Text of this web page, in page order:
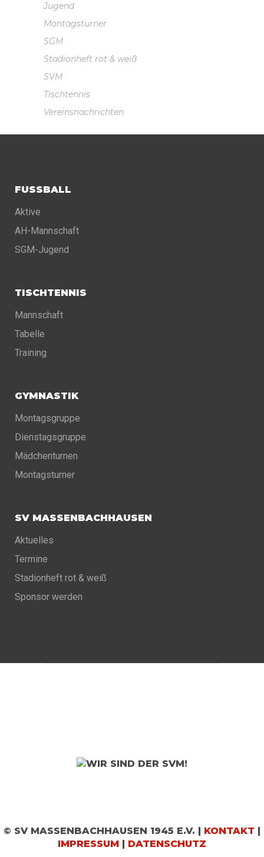
Jugend
Montagsturner
SGM
Stadionheft rot & weiß
SVM
Tischtennis
Vereinsnachrichten
FUSSBALL
Aktive
AH-Mannschaft
SGM-Jugend
TISCHTENNIS
Mannschaft
Tabelle
Training
GYMNASTIK
Montagsgruppe
Dienstagsgruppe
Mädchenturnen
Montagsturner
SV MASSENBACHHAUSEN
Aktuelles
Termine
Stadionheft rot & weiß
Sponsor werden
© SV MASSENBACHHAUSEN 1945 E.V. | KONTAKT |
IMPRESSUM | DATENSCHUTZ